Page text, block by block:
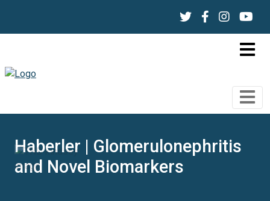
Haberler | Glomerulonephritis
and Novel Biomarkers